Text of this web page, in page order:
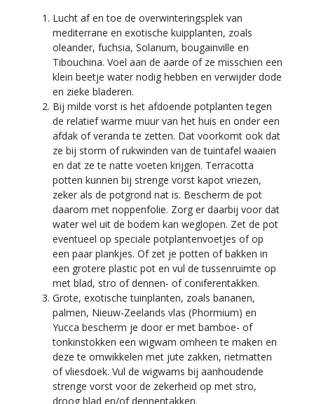
Lucht af en toe de overwinteringsplek van
mediterrane en exotische kuipplanten, zoals
oleander, fuchsia, Solanum, bougainville en
Tibouchina. Voel aan de aarde of ze misschien een
klein beetje water nodig hebben en verwijder dode
en zieke bladeren.
Bij milde vorst is het afdoende potplanten tegen
de relatief warme muur van het huis en onder een
afdak of veranda te zetten. Dat voorkomt ook dat
ze bij storm of rukwinden van de tuintafel waaien
en dat ze te natte voeten krijgen. Terracotta
potten kunnen bij strenge vorst kapot vriezen,
zeker als de potgrond nat is. Bescherm de pot
daarom met noppenfolie. Zorg er daarbij voor dat
water wel uit de bodem kan weglopen. Zet de pot
eventueel op speciale potplantenvoetjes of op
een paar plankjes. Of zet je potten of bakken in
een grotere plastic pot en vul de tussenruimte op
met blad, stro of dennen- of coniferentakken.
Grote, exotische tuinplanten, zoals bananen,
palmen, Nieuw-Zeelands vlas (Phormium) en
Yucca bescherm je door er met bamboe- of
tonkinstokken een wigwam omheen te maken en
deze te omwikkelen met jute zakken, rietmatten
of vliesdoek. Vul de wigwams bij aanhoudende
strenge vorst voor de zekerheid op met stro,
droog blad en/of dennentakken.